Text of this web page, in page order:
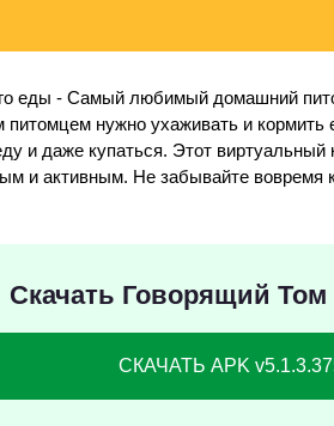
еды - Самый любимый домашний
нужно ухаживать и кормить
и даже купаться. Этот
и активным. Не забывайте
Скачать Говорящий
СКАЧАТЬ APK